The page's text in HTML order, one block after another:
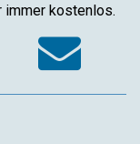
immer kostenlos.